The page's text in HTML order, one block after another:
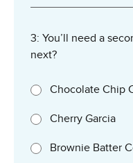
3: You’ll need a
next?
Chocolate Chip
Cherry Garcia
Brownie Batter